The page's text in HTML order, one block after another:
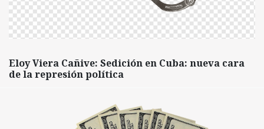
Eloy Viera Cañive: Sedición en Cuba: nueva cara
de la represión política